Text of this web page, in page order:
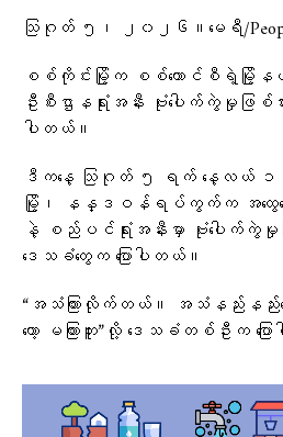
သြဂုတ် ၅၊ ၂၀၂၆။မေရီ/
စစ်ကိုင်းမြို့က စစ်ကောင်စီရဲ့မြို့န
ဦးစီးဌာနရုံးအနီး ဗုံးပေါက်ကွဲမှုဖြစ်ပွာ
ပါတယ်။
ဒီကနေ့ သြဂုတ် ၅ ရက် နေ့လယ်
မြို့၊ နန္ဒဝန်ရပ်ကွက်က အထွေထွေ
နဲ့ စည်ပင်ရုံးအနီးမှာ ဗုံးပေါက်ကွဲမှုဖြ
ဒေသခံတွေက ပြောပါတယ်။
“အသံကြားလိုက်တယ်။ အသံနည်းန
တော့ မကြားဘူး”လို့ ဒေသခံတစ်ဦးက ပြ